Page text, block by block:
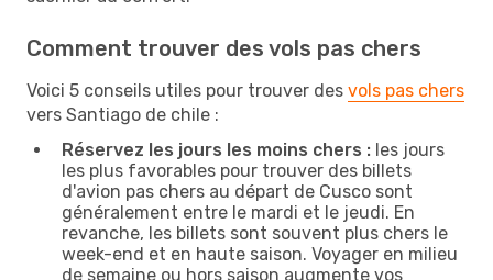
Comment trouver des vols pas chers
Voici 5 conseils utiles pour trouver des vols pas chers
vers Santiago de chile :
Réservez les jours les moins chers : les jours
les plus favorables pour trouver des billets
d'avion pas chers au départ de Cusco sont
généralement entre le mardi et le jeudi. En
revanche, les billets sont souvent plus chers le
week-end et en haute saison. Voyager en milieu
de semaine ou hors saison augmente vos